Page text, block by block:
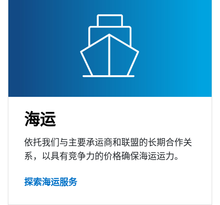
海运
依托我们与主要承运商和联盟的长期合作关
系，以具有竞争力的价格确保海运运力。
探索海运服务